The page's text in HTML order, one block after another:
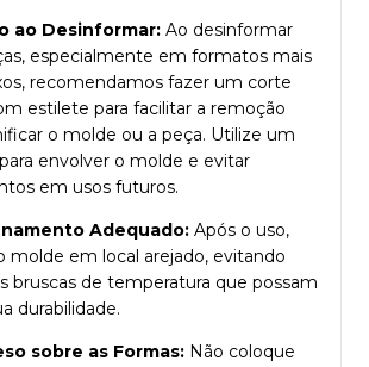
ao Desinformar: Ao desinformar
especialmente em formatos mais
recomendamos fazer um corte
estilete para facilitar a remoção
o molde ou a peça. Utilize um
envolver o molde e evitar
em usos futuros.
Adequado: Após o uso,
molde em local arejado, evitando
bruscas de temperatura que possam
durabilidade.
sobre as Formas: Não coloque